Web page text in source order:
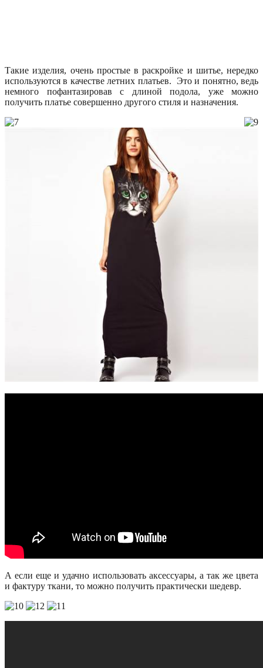
Такие изделия, очень простые в раскройке и шитье, нередко
используются в качестве летних платьев. Это и понятно, ведь
немного пофантазировав с длиной подола, уже можно
получить платье совершенно другого стиля и назначения.
А если еще и удачно использовать аксессуары, а так же цвета
и фактуру ткани, то можно получить практически шедевр.